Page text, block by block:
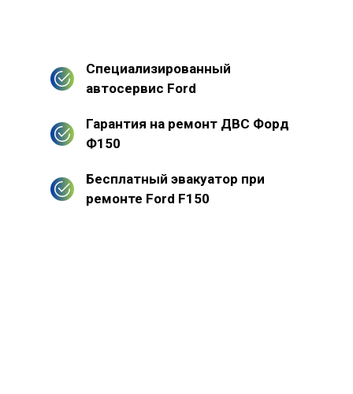
Специализированный
автосервис Ford
Гарантия на ремонт ДВС Форд
Ф150
Бесплатный эвакуатор при
ремонте Ford F150